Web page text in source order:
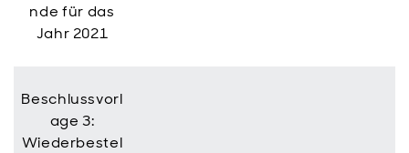
nde für das
Jahr 2021
Beschlussvorl
age 3:
Wiederbestel